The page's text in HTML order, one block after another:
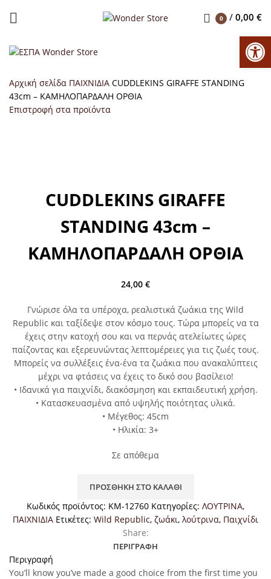
0 / 0,00 €
Αρχική σελίδα ΠΑΙΧΝΙΔΙΑ CUDDLEKINS GIRAFFE STANDING
43cm – ΚΑΜΗΛΟΠΑΡΔΑΛΗ ΟΡΘΙΑ
Επιστροφή στα προϊόντα
CUDDLEKINS GIRAFFE
STANDING 43cm –
ΚΑΜΗΛΟΠΑΡΔΑΛΗ ΟΡΘΙΑ
24,00 €
Γνώρισε όλα τα υπέροχα, ρεαλιστικά ζωάκια της Wild
Republic και ταξίδεψε στον κόσμο τους. Τώρα μπορείς να τα
έχεις στην κατοχή σου και να περνάς ατελείωτες ώρες
παίζοντας και εξερευνώντας λεπτομέρειες για τις ζωές τους.
Μπορείς να συλλέξεις ένα-ένα τα ζωάκια που ανακαλύπτεις
μέχρι να φτάσεις να έχεις το δικό σου βασίλειο!
• Ιδανικά για παιχνίδι, διακόσμηση και εκπαιδευτική χρήση.
• Κατασκευασμένα από υψηλής ποιότητας υλικά.
• Μέγεθος: 45cm
• Ηλικία: 3+
Σε απόθεμα
ΠΡΟΣΘΉΚΗ ΣΤΟ ΚΑΛΆΘΙ
Κωδικός προϊόντος: KM-12760 Κατηγορίες: ΛΟΥΤΡΙΝΑ,
ΠΑΙΧΝΙΔΙΑ Ετικέτες: Wild Republic, ζωάκι, λούτρινα, Παιχνίδι
Share:
ΠΕΡΙΓΡΑΦΉ
Περιγραφή
You’ll know you’ve made a good choice from the first time you